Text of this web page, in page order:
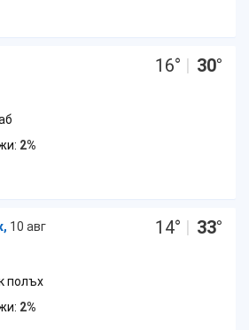
16° | 30°
2%
10 авг
14° | 33°
полъх
2%